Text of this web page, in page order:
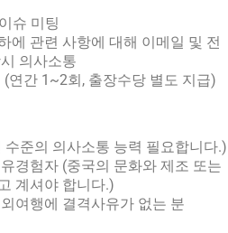
슈 미팅
에 관련 사항에 대해 이메일 및 전
의사소통
연간 1~2회, 출장수당 별도 지급)
준의 의사소통 능력 필요합니다.)
경험자 (중국의 문화와 제조 또는
계셔야 합니다.)
여행에 결격사유가 없는 분